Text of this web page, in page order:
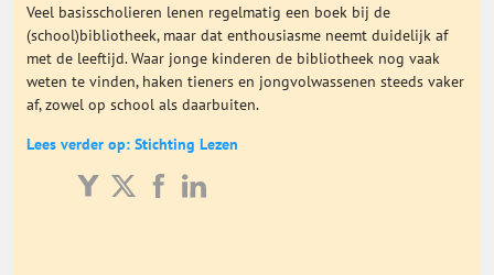
Algemeen
Onderwijs Totaal
Basisonderwijs
Veel basisscholieren lenen regelmatig een boek bij de
(school)bibliotheek, maar dat enthousiasme neemt duidelijk af
met de leeftijd. Waar jonge kinderen de bibliotheek nog vaak
weten te vinden, haken tieners en jongvolwassenen steeds vaker
af, zowel op school als daarbuiten.
Lees verder op: Stichting Lezen